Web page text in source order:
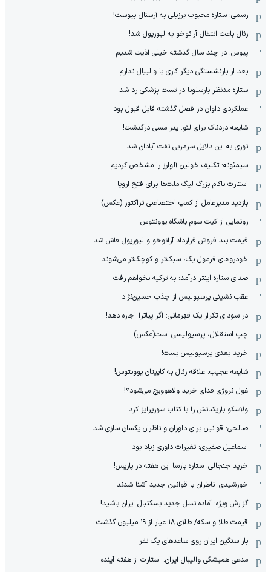
رسمی: ستاره محبوب برزیلی به آرسنال پیوست!
رئال باعث انتقال آرائوخو به لیورپول شد!
پیوس: در چند سال گذشته خیلی اذیت شدیم
بعد از بازنشستگی دیگر کاری با والیبال ندارم
ستاره مدنظر بارسلونا در تست پزشکی رد شد
عملکردی داوان در فصل گذشته قابل قبول بود
شایعه دردناک برای لئو: پدر مسی درگذشت!
نوری به این دلایل سرمربی نفت آبادان شد
سیمئونه: تکلیف خولین آلوارز را مشخص کردیم
استارت ناکام بزرگ لیگ ملت‌ها برای فتح اروپا
بازدید مدیرعامل از کمپ اختصاصی تراکتور (عکس)
رونمایی از کیت سوم باشگاه یوونتوس
قیمت بند فروش قرارداد آرائوخو و لیورپول فاش شد
خودروهای فرمول یک، سبک‌تر و کوچک‌تر می‌شوند
صدای ستاره اینتر درآمد: به ترکیه نخواهم رفت
عقب نشینی پرسپولیس از جذب حسین‌نژاد
در سودای تکرار یک قهرمانی: اگر پیاتزا اجازه دهد!
چپ استقلال، پرسپولیسی است(عکس)
خرید بعدی پرسپولیس بست!
شایعه عجیب: علاقه رئال به کاپیتان یوونتوس!
غول نروژی فدای خرید ولاهوویچ می‌شود؟!
ولاسکو بازیکنانش را با کتاب سورپرایز کرد
صالحی: قوانین برای داوران و ناظران یکسان سازی شد
اسماعیل صفیری: تغیرات داوری زیاد بود
خرید جنجالی: ستاره بارسا این هفته در پاریس!
خورشیدی: ناظران با قوانین جدید آشنا شدند
گزارش ویژه‌: آماده نسل جدید بسکتبال ایران باشید!
قیمت طلا و سکه/ طلای ۱۸ عیار از ۱۹ میلیون گذشت
بار سنگین ایران روی ساعدهای یک نفر
مدعی همیشگی والیبال ایران: استارت از هفته آینده